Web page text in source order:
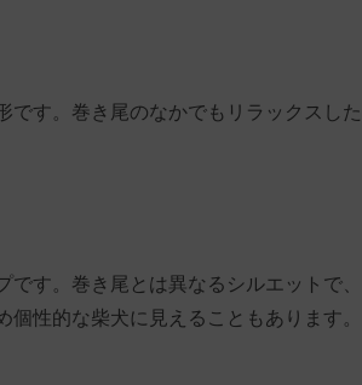
です。巻き尾のなかでもリラックスした
す。巻き尾とは異なるシルエットで、
性的な柴犬に見えることもあります。